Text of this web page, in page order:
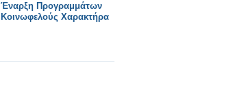
Έναρξη Προγραμμάτων
Κοινωφελούς Χαρακτήρα